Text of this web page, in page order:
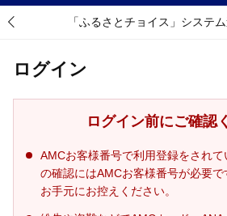
「ふるさとチョイス」システ
ログイン
ログイン前にご確認
AMCお客様番号で利用登録をされ
の確認にはAMCお客様番号が必要
お手元にお控えください。